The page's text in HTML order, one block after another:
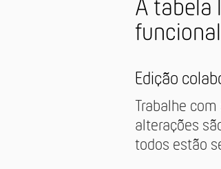
A tabela
Edição
Trabalhe
alterações
todos estão